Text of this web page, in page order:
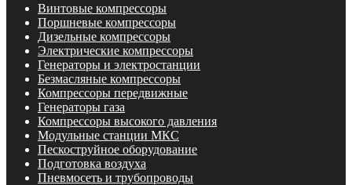
Винтовые компрессоры
Поршневые компрессоры
Дизельные компрессоры
Электрические компрессоры
Генераторы и электростанции
Безмасляные компрессоры
Компрессоры передвижные
Генераторы газа
Компрессоры высокого давления
Модульные станции МКС
Пескоструйное оборудование
Подготовка воздуха
Пневмосеть и трубопроводы